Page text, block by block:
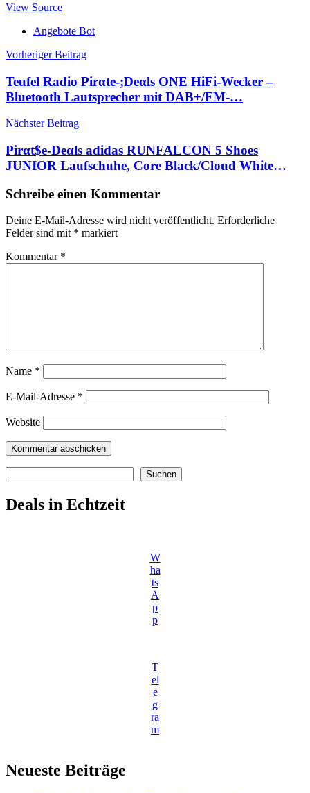
View Source
Angebote Bot
Beitragsnavigation
Vorheriger Beitrag
Teufel Radio Pirαtе-;Dеαls ONE HiFi-Wecker –
Bluetooth Lautsprecher mit DAB+/FM-…
Nächster Beitrag
Pirαt$е-Dеαls adidas RUNFALCON 5 Shoes
JUNIOR Laufschuhe, Core Black/Cloud White…
Schreibe einen Kommentar
Deine E-Mail-Adresse wird nicht veröffentlicht. Erforderliche
Felder sind mit * markiert
Kommentar *
Name *
E-Mail-Adresse *
Website
Suchen
Deals in Echtzeit
W
ha
ts
A
p
p
T
el
e
g
ra
m
Neueste Beiträge